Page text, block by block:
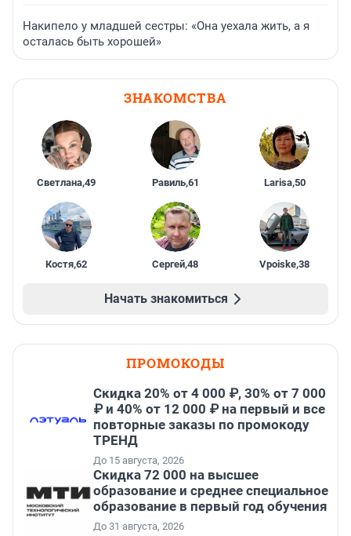
Накипело у младшей сестры: «Она уехала жить, а я
осталась быть хорошей»
ЗНАКОМСТВА
Светлана,49 Равиль,61 Larisa,50
Костя,62 Сергей,48 Vpoiske,38
Начать знакомиться
ПРОМОКОДЫ
Скидка 20% от 4 000 ₽, 30% от 7 000
₽ и 40% от 12 000 ₽ на первый и все
повторные заказы по промокоду
ТРЕНД
До 15 августа, 2026
Скидка 72 000 на высшее
образование и среднее специальное
образование в первый год обучения
До 31 августа, 2026